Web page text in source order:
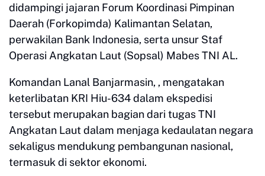
didampingi jajaran Forum Koordinasi Pimpinan
Daerah (Forkopimda) Kalimantan Selatan,
perwakilan Bank Indonesia, serta unsur Staf
Operasi Angkatan Laut (Sopsal) Mabes TNI AL.
Komandan Lanal Banjarmasin, , mengatakan
keterlibatan KRI Hiu-634 dalam ekspedisi
tersebut merupakan bagian dari tugas TNI
Angkatan Laut dalam menjaga kedaulatan negara
sekaligus mendukung pembangunan nasional,
termasuk di sektor ekonomi.